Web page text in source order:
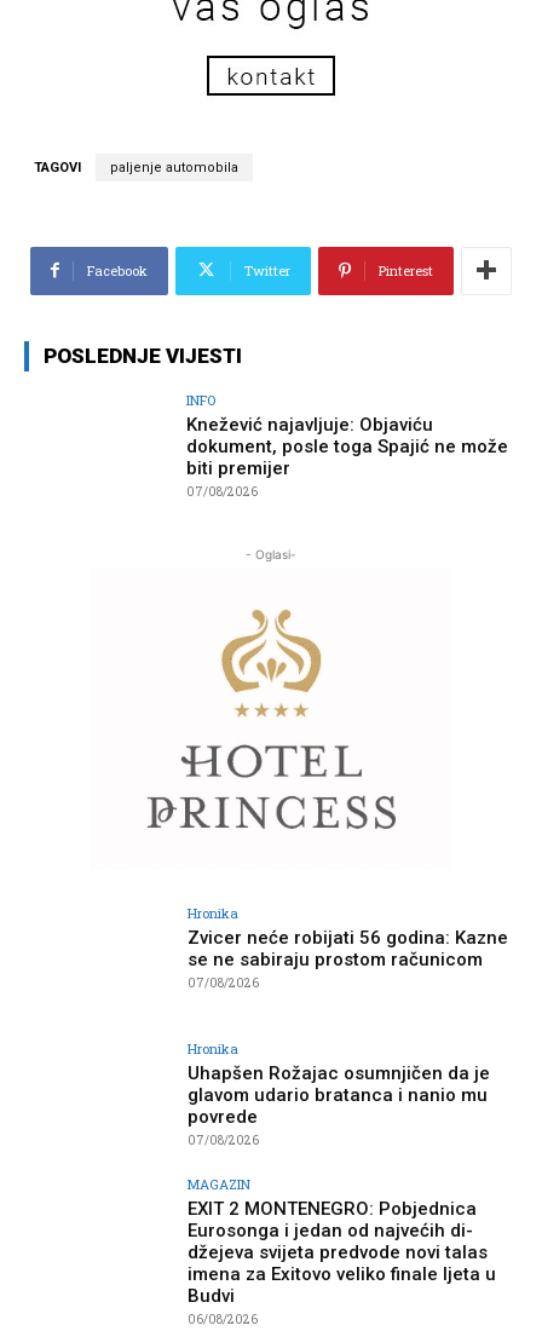
TAGOVI paljenje automobila
Facebook Twitter Pinterest
POSLEDNJE VIJESTI
INFO
Knežević najavljuje: Objaviću
dokument, posle toga Spajić ne može
biti premijer
07/08/2026
- Oglasi-
Hronika
Zvicer neće robijati 56 godina: Kazne
se ne sabiraju prostom računicom
07/08/2026
Hronika
Uhapšen Rožajac osumnjičen da je
glavom udario bratanca i nanio mu
povrede
07/08/2026
MAGAZIN
EXIT 2 MONTENEGRO: Pobjednica
Eurosonga i jedan od najvećih di-
džejeva svijeta predvode novi talas
imena za Exitovo veliko finale ljeta u
Budvi
06/08/2026